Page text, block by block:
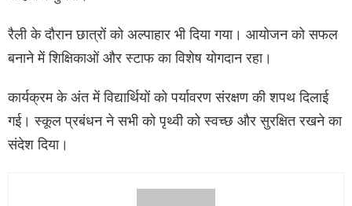
रैली के दौरान छात्रों को अल्पाहार भी दिया गया। आयोजन को सफल
बनाने में शिक्षिकाओं और स्टाफ का विशेष योगदान रहा।
कार्यक्रम के अंत में विद्यार्थियों को पर्यावरण संरक्षण की शपथ दिलाई
गई। स्कूल प्रबंधन ने सभी को पृथ्वी को स्वच्छ और सुरक्षित रखने का
संदेश दिया।